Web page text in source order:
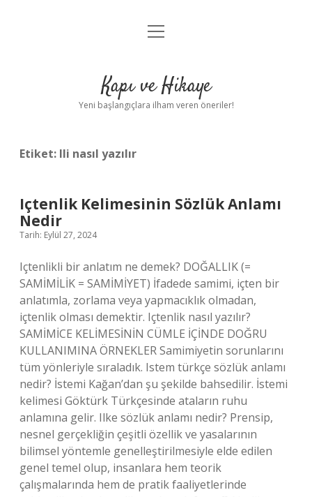
Anasayfa
Yasal Uyarı
menüyü
Kapı ve Hikaye
Yeni başlangıçlara ilham veren öneriler!
Etiket: Ili nasıl yazılır
Içtenlik Kelimesinin Sözlük Anlamı
Nedir
Tarih: Eylül 27, 2024
Içtenlikli bir anlatım ne demek? DOĞALLIK (=
SAMİMİLİK = SAMİMİYET) İfadede samimi, içten bir
anlatımla, zorlama veya yapmacıklık olmadan,
içtenlik olması demektir. Içtenlik nasıl yazılır?
SAMİMİCE KELİMESİNİN CÜMLE İÇİNDE DOĞRU
KULLANIMINA ÖRNEKLER Samimiyetin sorunlarını
tüm yönleriyle sıraladık. Istem türkçe sözlük anlamı
nedir? İstemi Kağan’dan şu şekilde bahsedilir. İstemi
kelimesi Göktürk Türkçesinde ataların ruhu
anlamına gelir. Ilke sözlük anlamı nedir? Prensip,
nesnel gerçekliğin çeşitli özellik ve yasalarının
bilimsel yöntemle genelleştirilmesiyle elde edilen
genel temel olup, insanlara hem teorik
çalışmalarında hem de pratik faaliyetlerinde